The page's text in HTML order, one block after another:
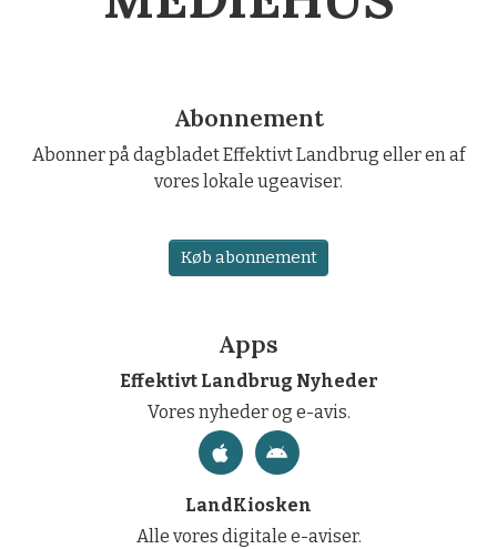
Abonnement
Abonner på dagbladet Effektivt Landbrug eller en af
vores lokale ugeaviser.
Køb abonnement
Apps
Effektivt Landbrug Nyheder
Vores nyheder og e-avis.
LandKiosken
Alle vores digitale e-aviser.